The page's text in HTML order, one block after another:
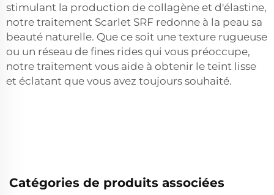
stimulant la production de collagène et d'élastine,
notre traitement Scarlet SRF redonne à la peau sa
beauté naturelle. Que ce soit une texture rugueuse
ou un réseau de fines rides qui vous préoccupe,
notre traitement vous aide à obtenir le teint lisse
et éclatant que vous avez toujours souhaité.
Catégories de produits associées